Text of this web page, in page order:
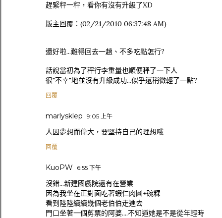
趕緊秤一秤，看你有沒有升級了XD
版主回覆：(02/21/2010 06:37:48 AM)
還好啦...難得回去一趟、不多吃點怎行?
話說當初為了秤行李重量也順便秤了一下人
很"不幸"地並沒有升級成功...似乎還稍微輕了一點?
回覆
marlysklep 9:05 上午
人因夢想而偉大，要堅持自己的理想哦
回覆
KuoPW 6:55 下午
沒錯...新建國戲院還有在營業
因為我坐在正對面吃著蝦仁肉圓+碗粿
看到陸陸續續幾個老伯伯走進去
門口坐著一個剪票的阿婆....不知道她是不是從年輕時